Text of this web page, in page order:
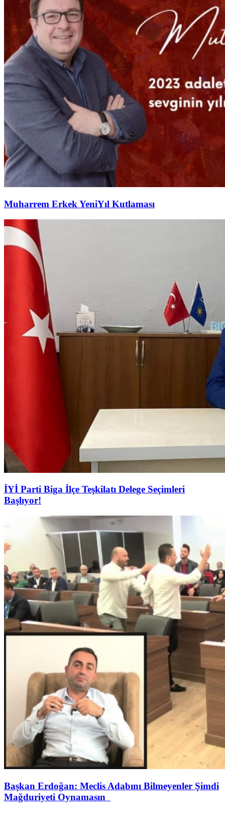
Muharrem Erkek YeniYıl Kutlaması
İYİ Parti Biga İlçe Teşkilatı Delege Seçimleri
Başlıyor!
Başkan Erdoğan: Meclis Adabını Bilmeyenler Şimdi
Mağduriyeti Oynamasın